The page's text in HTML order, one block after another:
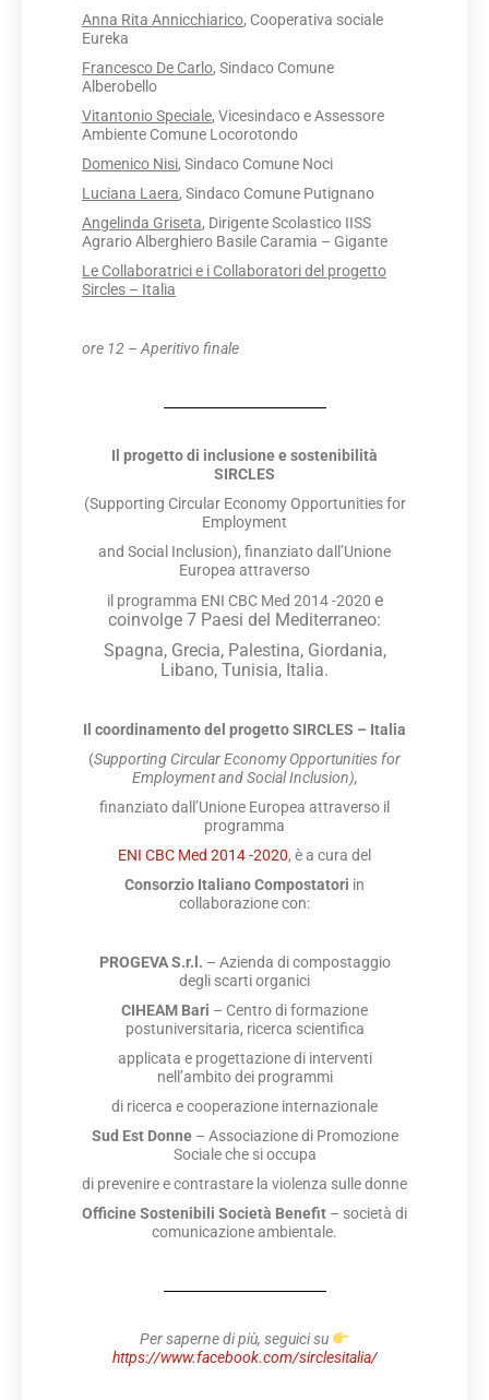
Anna Rita Annicchiarico, Cooperativa sociale
Eureka
Francesco De Carlo, Sindaco Comune
Alberobello
Vitantonio Speciale, Vicesindaco e Assessore
Ambiente Comune Locorotondo
Domenico Nisi, Sindaco Comune Noci
Luciana Laera, Sindaco Comune Putignano
Angelinda Griseta, Dirigente Scolastico IISS
Agrario Alberghiero Basile Caramia – Gigante
Le Collaboratrici e i Collaboratori del progetto
Sircles – Italia
ore 12 – Aperitivo finale
Il progetto di inclusione e sostenibilità
SIRCLES
(Supporting Circular Economy Opportunities for
Employment
and Social Inclusion), finanziato dall’Unione
Europea attraverso
il programma ENI CBC Med 2014 -2020 e
coinvolge 7 Paesi del Mediterraneo:
Spagna, Grecia, Palestina, Giordania,
Libano, Tunisia, Italia.
Il coordinamento del progetto SIRCLES – Italia
(Supporting Circular Economy Opportunities for
Employment and Social Inclusion),
finanziato dall’Unione Europea attraverso il
programma
ENI CBC Med 2014 -2020, è a cura del
Consorzio Italiano Compostatori in
collaborazione con:
PROGEVA S.r.l. – Azienda di compostaggio
degli scarti organici
CIHEAM Bari – Centro di formazione
postuniversitaria, ricerca scientifica
applicata e progettazione di interventi
nell’ambito dei programmi
di ricerca e cooperazione internazionale
Sud Est Donne – Associazione di Promozione
Sociale che si occupa
di prevenire e contrastare la violenza sulle donne
Officine Sostenibili Società Benefit – società di
comunicazione ambientale.
Per saperne di più, seguici su
https://www.facebook.com/sirclesitalia/